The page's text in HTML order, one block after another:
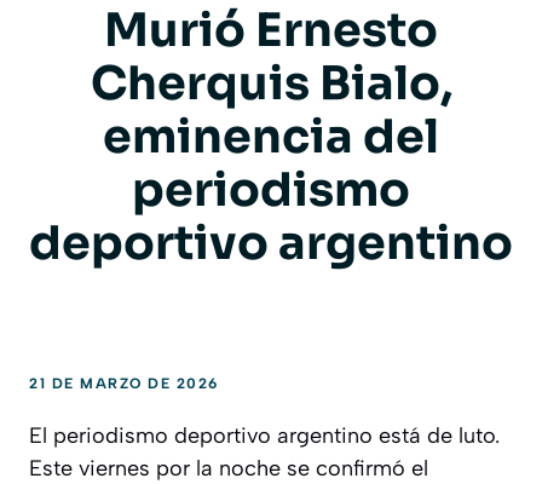
Murió Ernesto
Cherquis Bialo,
eminencia del
periodismo
deportivo argentino
21 DE MARZO DE 2026
El periodismo deportivo argentino está de luto.
Este viernes por la noche se confirmó el